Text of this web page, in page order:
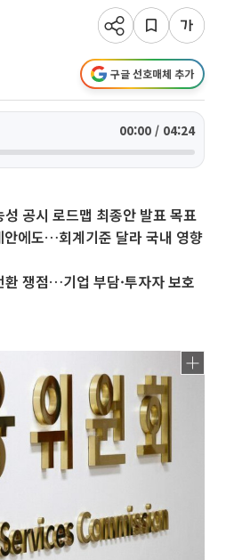
구글 선호매체 추가
00:00 / 04:24
공시 로드맵 최종안 발표 목표
안에도…회계기준 달라 국내 영향
환 쟁점…기업 부담·투자자 보호